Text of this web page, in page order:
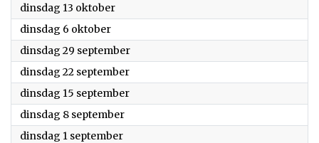
dinsdag 13 oktober2020
dinsdag 6 oktober2020
dinsdag 29 september2020
dinsdag 22 september2020
dinsdag 15 september2020
dinsdag 8 september2020
dinsdag 1 september2020